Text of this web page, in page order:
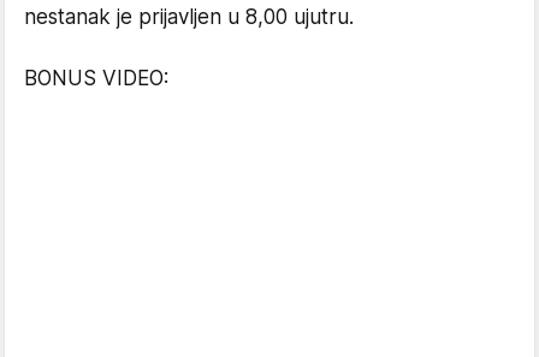
nestanak je prijavljen u 8,00 ujutru.
BONUS VIDEO: